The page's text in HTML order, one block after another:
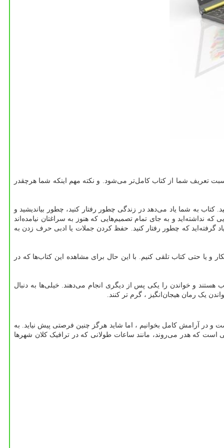
تعریف شما از کتاب کامل‌تر می‌شود. و نکته مهم اینکه شما هرچقدر
به شما یاد می‌دهد در زندگی چطور رفتار کنید، چطور بیاندیشید و
نداشته‌اید و به جای تمام تصمیم‌هایی که هنوز به سراغتان نیامده‌اند
گرفته‌اید که چطور رفتار کنید. حفظ کردن جملات یا ادبی حرف زدن به
و یا حتی کتاب تلقی کنیم. با این حال برای مشاهده این کتاب‌ها که در
هستند و خواندن را یکی پس از دیگری انجام می‌دهند. خیلی‌ها به دنبال
یک رمان هیجان‌انگیز ، گرم تر کنند.
و در آرامش کامل بخوانیم ، اما شاید هرگز چنین فرصتی پیش نیاید. به
است که هدر می‌روند، مانند ساعات طولانی که در ترافیک کلان شهرها